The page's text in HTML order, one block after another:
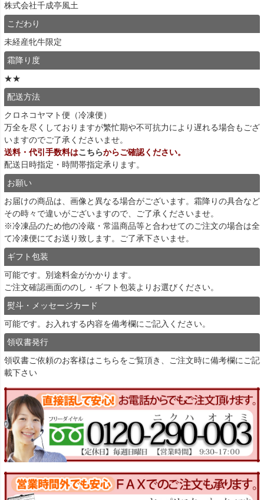
株式会社千成亭風土
こだわり
未経産牝牛限定
霜降り度
★★
配送方法
クロネコヤマト便（冷凍便）
万全を尽くしておりますが繁忙期や不可抗力により遅れる場合もござ
いますのでご了承くださいませ。
送料・代引手数料はこちらからご確認ください。
配送日時指定・時間帯指定承ります。
お願い
お届けの商品は、画像と異なる場合がございます。霜降りの具合など
その時々で違いがございますので、ご了承くださいませ。
※冷凍品のため他の冷蔵・常温商品等と合わせてのご注文の場合は全
て冷凍便にてお送り致します。ご了承下さいませ。
ギフト包装
可能です。別途料金がかかります。
ご注文確認画面ののし・ギフト包装よりお選びください。
熨斗・メッセージカード
可能です。お入れする内容を備考欄にご記入ください。
領収書発行
領収書ご依頼のお客様はこちらをご覧頂き、ご注文時に備考欄にご記
載下さい